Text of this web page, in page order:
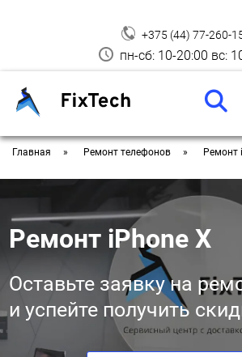
+375 (44) 77-260-
пн-сб: 10-20:00 вс:
Главная Ремонт телефонов Ремонт
Ремонт iPhone X
Оставьте заявку на
и успейте получить